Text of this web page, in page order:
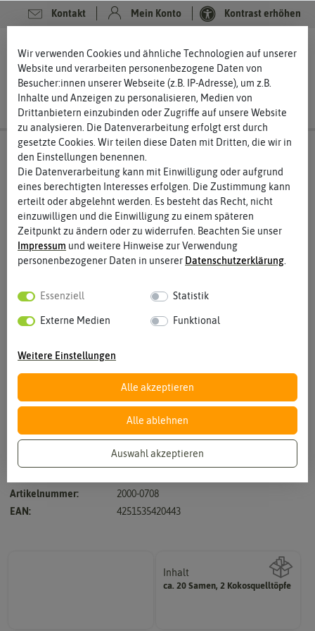
Kontakt Mein Konto Kontrast erhöhen
Artikelnummer:
2000-0708
EAN:
4251535420443
Inhalt
ca. 20 Samen, 2 Kokosquelltöpfe
Wie viel ist enthalten
Wir verwenden Cookies und ähnliche Technologien auf unserer
Website und verarbeiten personenbezogene Daten von
Besucher:innen unserer Webseite (z.B. IP-Adresse), um z.B.
Inhalte und Anzeigen zu personalisieren, Medien von
Drittanbietern einzubinden oder Zugriffe auf unsere Website
zu analysieren. Die Datenverarbeitung erfolgt erst durch
gesetzte Cookies. Wir teilen diese Daten mit Dritten, die wir in
den Einstellungen benennen.
Die Datenverarbeitung kann mit Einwilligung oder aufgrund
eines berechtigten Interesses erfolgen. Die Zustimmung kann
erteilt oder abgelehnt werden. Es besteht das Recht, nicht
einzuwilligen und die Einwilligung zu einem späteren
Zeitpunkt zu ändern oder zu widerrufen. Beachten Sie unser
Impressum und weitere Hinweise zur Verwendung
personenbezogener Daten in unserer Daten­schutz­erklärung
Essenziell Statistik
Externe Medien Funktional
Weitere Einstellungen
Alle akzeptieren
Alle ablehnen
Auswahl akzeptieren